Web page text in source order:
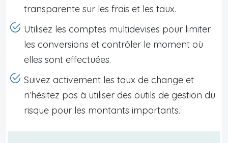
transparente sur les frais et les taux.
Utilisez les comptes multidevises pour limiter
les conversions et contrôler le moment où
elles sont effectuées.
Suivez activement les taux de change et
n’hésitez pas à utiliser des outils de gestion du
risque pour les montants importants.